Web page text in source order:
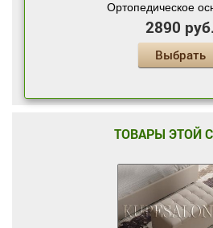
Ортопедическое
2890 руб.
Выбрать
ТОВАРЫ ЭТОЙ